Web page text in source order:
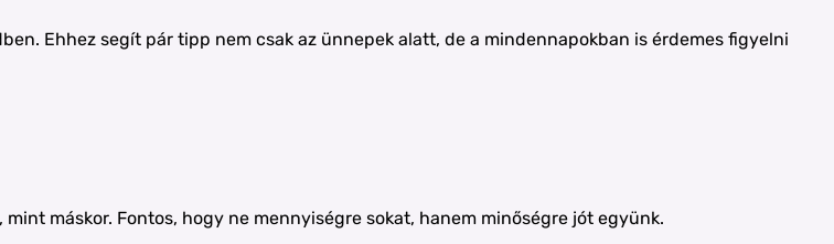
Ehhez segít pár tipp nem csak az ünnepek alatt, de a mindennapokban is érdemes figyelni
máskor. Fontos, hogy ne mennyiségre sokat, hanem minőségre jót együnk.